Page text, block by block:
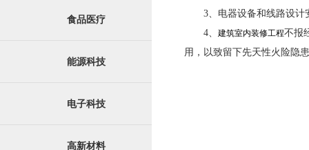
食品医疗
能源科技
电子科技
高新材料
3、电器设备和线路设计
4、 建筑室内装修工程不报
用，以致留下先天性火险隐